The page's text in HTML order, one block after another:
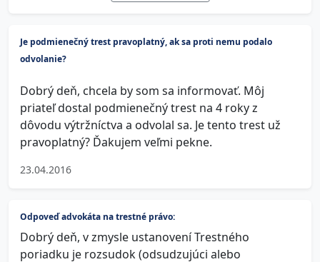
Je podmienečný trest pravoplatný, ak sa proti nemu podalo
odvolanie?
Dobrý deň, chcela by som sa informovať. Môj
priateľ dostal podmienečný trest na 4 roky z
dôvodu výtržníctva a odvolal sa. Je tento trest už
pravoplatný? Ďakujem veľmi pekne.
23.04.2016
Odpoveď advokáta na trestné právo:
Dobrý deň, v zmysle ustanovení Trestného
poriadku je rozsudok (odsudzujúci alebo